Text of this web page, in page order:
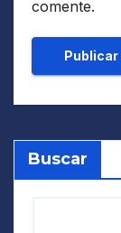
comente.
Buscar